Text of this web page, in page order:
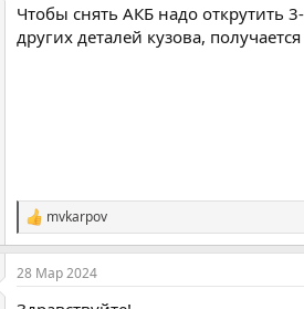
Чтобы снять АКБ надо открутить
других деталей кузова,
С
и
м
п
mvkarpov
28 Мар 2024